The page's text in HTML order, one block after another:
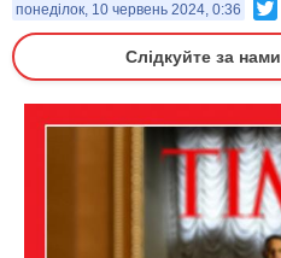
понеділок, 10 червень 2024, 0:36
Слідкуйте за нами